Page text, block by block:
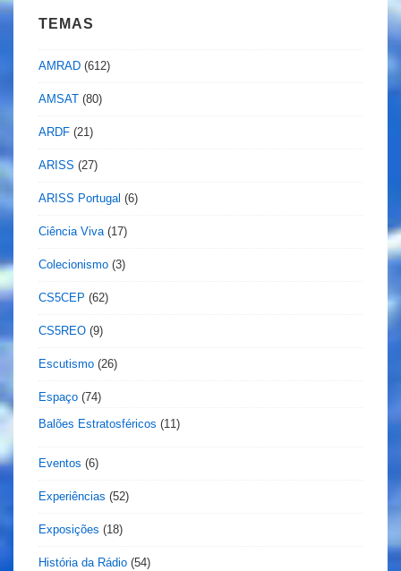
TEMAS
AMRAD (612)
AMSAT (80)
ARDF (21)
ARISS (27)
ARISS Portugal (6)
Ciência Viva(17)
Colecionismo (3)
CS5CEP (62)
CS5REO (9)
Escutismo (26)
Espaço (74)
Balões Estratosféricos (11)
Eventos (6)
Experiências (52)
Exposições (18)
História da Rádio (54)